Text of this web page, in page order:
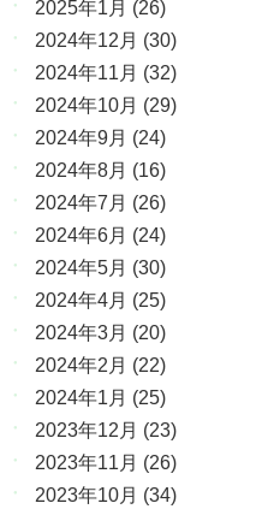
2025年1月 (26)
2024年12月 (30)
2024年11月 (32)
2024年10月 (29)
2024年9月 (24)
2024年8月 (16)
2024年7月 (26)
2024年6月 (24)
2024年5月 (30)
2024年4月 (25)
2024年3月 (20)
2024年2月 (22)
2024年1月 (25)
2023年12月 (23)
2023年11月 (26)
2023年10月 (34)